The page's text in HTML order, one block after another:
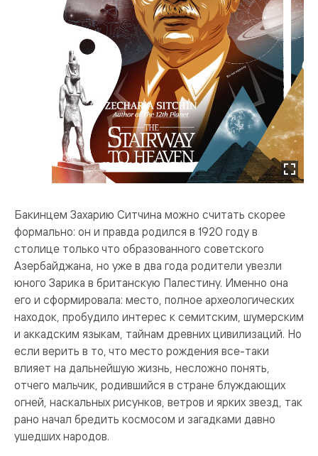
Бакинцем Захарию Ситчина можно считать скорее
формально: он и правда родился в 1920 году в
столице только что образованного советского
Азербайджана, но уже в два года родители увезли
юного Зарика в британскую Палестину. Именно она
его и сформировала: место, полное археологических
находок, пробудило интерес к семитским, шумерским
и аккадским языкам, тайнам древних цивилизаций. Но
если верить в то, что место рождения все-таки
влияет на дальнейшую жизнь, несложно понять,
отчего мальчик, родившийся в стране блуждающих
огней, наскальных рисунков, ветров и ярких звезд, так
рано начал бредить космосом и загадками давно
ушедших народов.